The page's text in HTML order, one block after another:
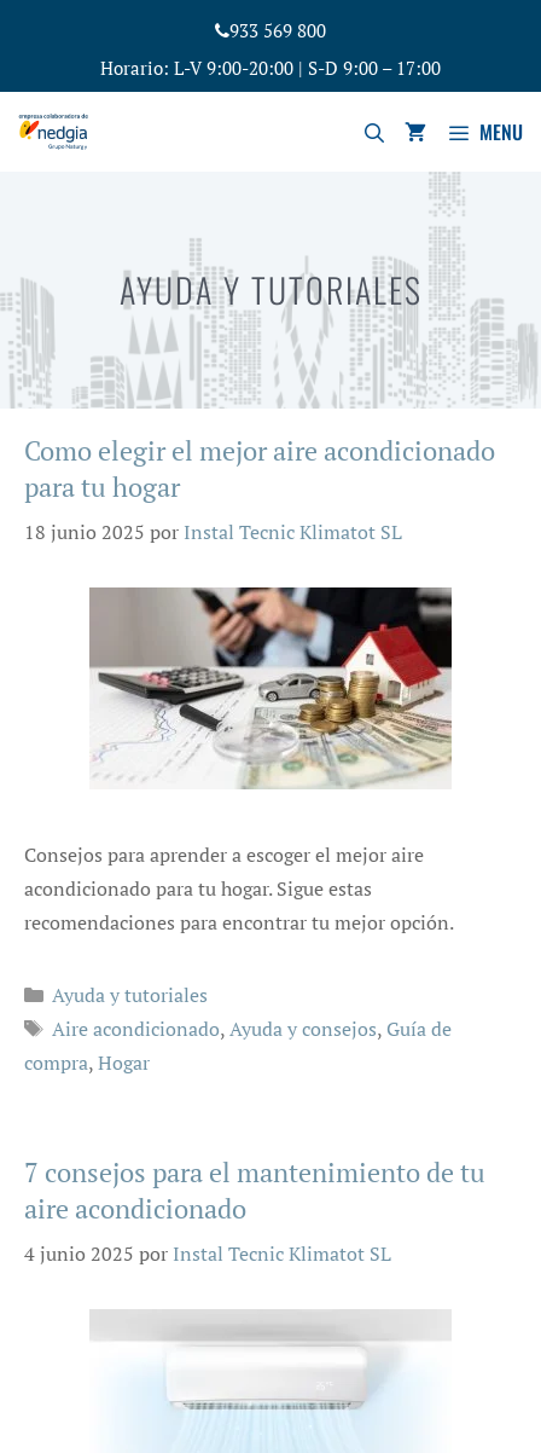
933 569 800
Horario: L-V 9:00-20:00 | S-D 9:00 – 17:00
MENU
AYUDA Y TUTORIALES
Como elegir el mejor aire acondicionado
para tu hogar
18 junio 2025 por Instal Tecnic Klimatot SL
Consejos para aprender a escoger el mejor aire
acondicionado para tu hogar. Sigue estas
recomendaciones para encontrar tu mejor opción.
Categorías
Ayuda y tutoriales
Etiquetas
Aire acondicionado,Ayuda y consejos, Guía de
compra,Hogar
7 consejos para el mantenimiento de tu
aire acondicionado
4 junio 2025 por Instal Tecnic Klimatot SL